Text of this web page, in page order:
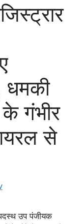
धमकी
गंभीर
से
उप पंजीयक